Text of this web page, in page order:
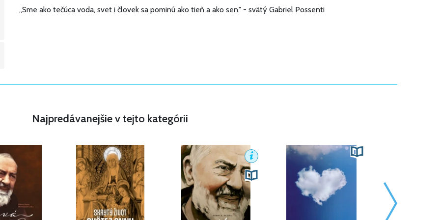
„Sme ako tečúca voda, svet i človek sa pominú ako tieň a ako sen." - svätý Gabriel Possenti
Najpredávanejšie v tejto kategórii